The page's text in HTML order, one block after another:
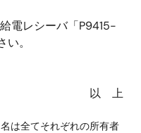
電レシーバ「P9415-
。
以 上
は全てそれぞれの所有者